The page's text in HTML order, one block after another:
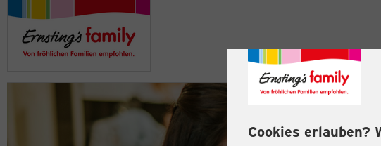
Cookies